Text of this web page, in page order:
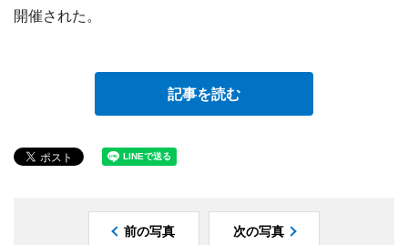
開催された。
記事を読む
前の写真 次の写真